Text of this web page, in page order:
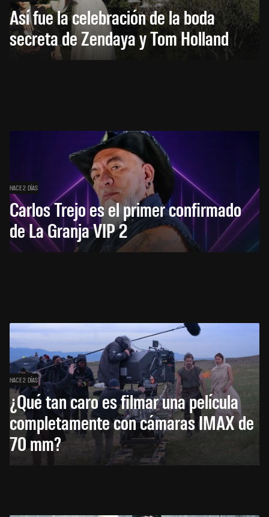
Así fue la celebración de la boda
secreta de Zendaya y Tom Holland
HACE 2 DÍAS
Carlos Trejo es el primer confirmado
de La Granja VIP 2
HACE 2 DÍAS
¿Qué tan caro es filmar una película
completamente con cámaras IMAX de
70 mm?